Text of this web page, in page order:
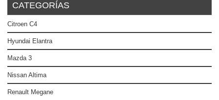
CATEGORÍAS
Citroen C4
Hyundai Elantra
Mazda 3
Nissan Altima
Renault Megane